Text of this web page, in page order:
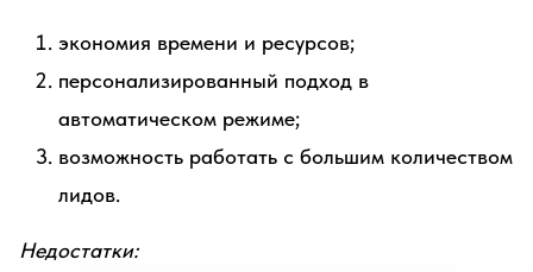
экономия времени и ресурсов;
персонализированный подход в
автоматическом режиме;
возможность работать с большим количеством
лидов.
Недостатки: